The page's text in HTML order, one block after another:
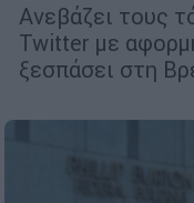
Ανεβάζει τους
Twitter με
ξεσπάσει στη